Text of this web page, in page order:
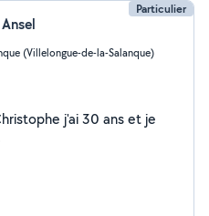
Particulier
(Villelongue-de-la-Salanque)
j'ai 30 ans et je